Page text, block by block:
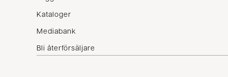
Villkor
Reklamation
Kataloger
Mediabank
Bli återförsäljare